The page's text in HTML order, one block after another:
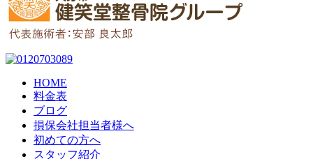
HOME
料金表
ブログ
損保会社担当者様へ
初めての方へ
スタッフ紹介